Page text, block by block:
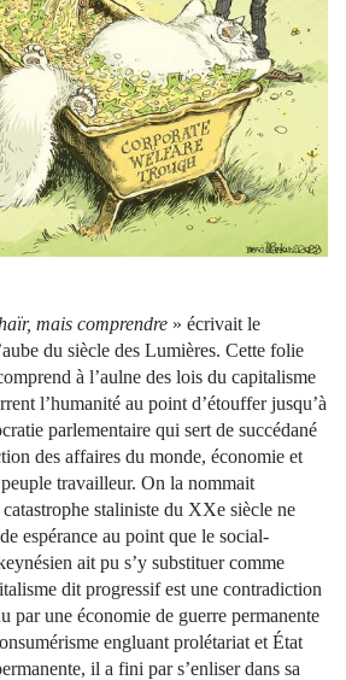
mais comprendre » écrivait le
du siècle des Lumières. Cette folie
à l’aulne des lois du capitalisme
l’humanité au point d’étouffer jusqu’à
parlementaire qui sert de succédané
des affaires du monde, économie et
travailleur. On la nommait
staliniste du XXe siècle ne
espérance au point que le social-
ait pu s’y substituer comme
dit progressif est une contradiction
par une économie de guerre permanente
engluant prolétariat et État
il a fini par s’enliser dans sa